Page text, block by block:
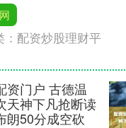
配资炒股理财平
资门户 古德温
天神下凡抢断读
朗50分成空砍